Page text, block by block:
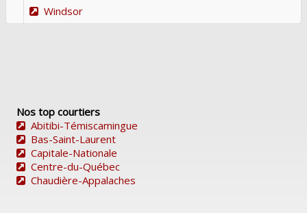
Windsor
Nos top courtiers
Abitibi-Témiscamingue
Bas-Saint-Laurent
Capitale-Nationale
Centre-du-Québec
Chaudière-Appalaches